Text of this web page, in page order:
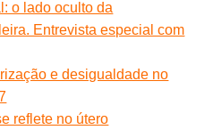
o lado oculto da
Entrevista especial com
e desigualdade no
reflete no útero